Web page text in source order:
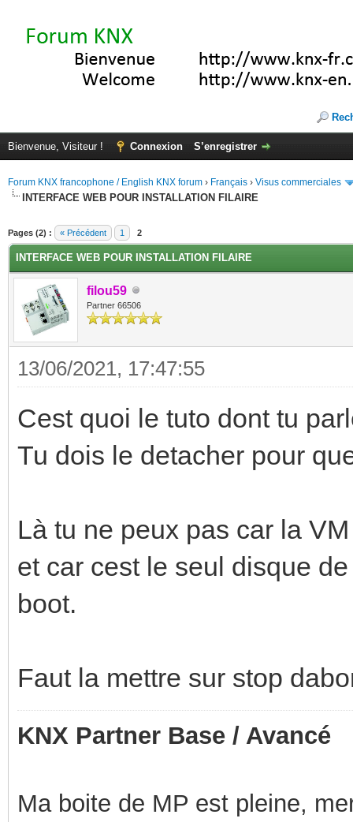
Bienvenue, Visiteur ! Connexion S’enregistrer
Forum KNX francophone / English KNX forum › Français › Visus commerciales
INTERFACE WEB POUR INSTALLATION FILAIRE
Pages (2) : « Précédent 1 2
INTERFACE WEB POUR INSTALLATION FILAIRE
filou59
Partner 66506
13/06/2021, 17:47:55
Cest quoi le tuto dont tu
Tu dois le detacher pour
Là tu ne peux pas car la
et car cest le seul disque
boot.
Faut la mettre sur stop
KNX Partner Base / Avancé
Ma boite de MP est pleine,